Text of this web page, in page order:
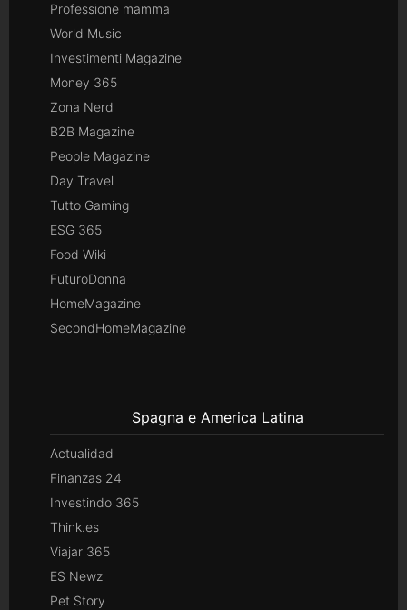
Professione mamma
World Music
Investimenti Magazine
Money 365
Zona Nerd
B2B Magazine
People Magazine
Day Travel
Tutto Gaming
ESG 365
Food Wiki
FuturoDonna
HomeMagazine
SecondHomeMagazine
Spagna e America Latina
Actualidad
Finanzas 24
Investindo 365
Think.es
Viajar 365
ES Newz
Pet Story